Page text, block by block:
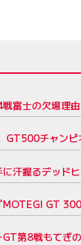
富士の欠場理
GT500チャン
汗握るデッド
GT
第8戦もてぎ